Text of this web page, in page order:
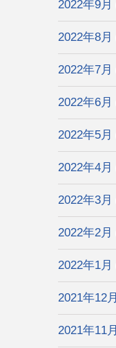
2022年9月
2022年8月
2022年7月
2022年6月
2022年5月
2022年4月
2022年3月
2022年2月
2022年1月
2021年12月
2021年11月